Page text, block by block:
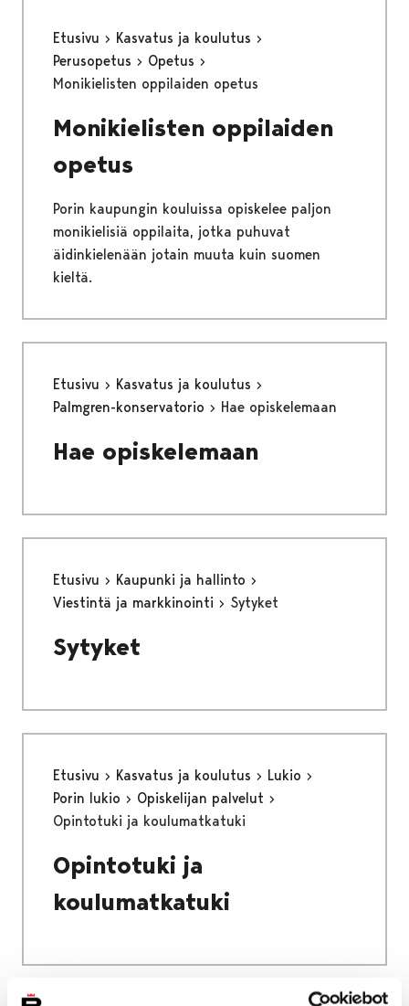
Etusivu
Kasvatus ja koulutus
Perusopetus
Opetus
Monikielisten oppilaiden opetus
Monikielisten oppilaiden
opetus
Porin kaupungin kouluissa opiskelee paljon
monikielisiä oppilaita, jotka puhuvat
äidinkielenään jotain muuta kuin suomen
kieltä.
Etusivu
Kasvatus ja koulutus
Palmgren-konservatorio
Hae opiskelemaan
Hae opiskelemaan
Etusivu
Kaupunki ja hallinto
Viestintä ja markkinointi
Sytyket
Sytyket
Etusivu Kasvatus ja koulutus
Lukio
Porin lukio
Opiskelijan palvelut
Opintotuki ja koulumatkatuki
Opintotuki ja
koulumatkatuki